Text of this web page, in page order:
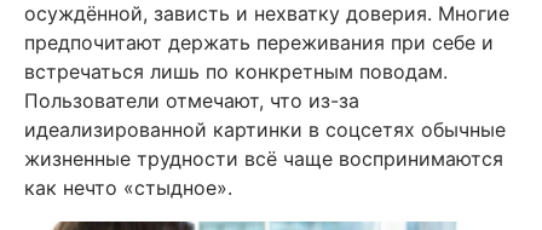
осуждённой, зависть и нехватку доверия. Многие
предпочитают держать переживания при себе и
встречаться лишь по конкретным поводам.
Пользователи отмечают, что из-за
идеализированной картинки в соцсетях обычные
жизненные трудности всё чаще воспринимаются
как нечто «стыдное».